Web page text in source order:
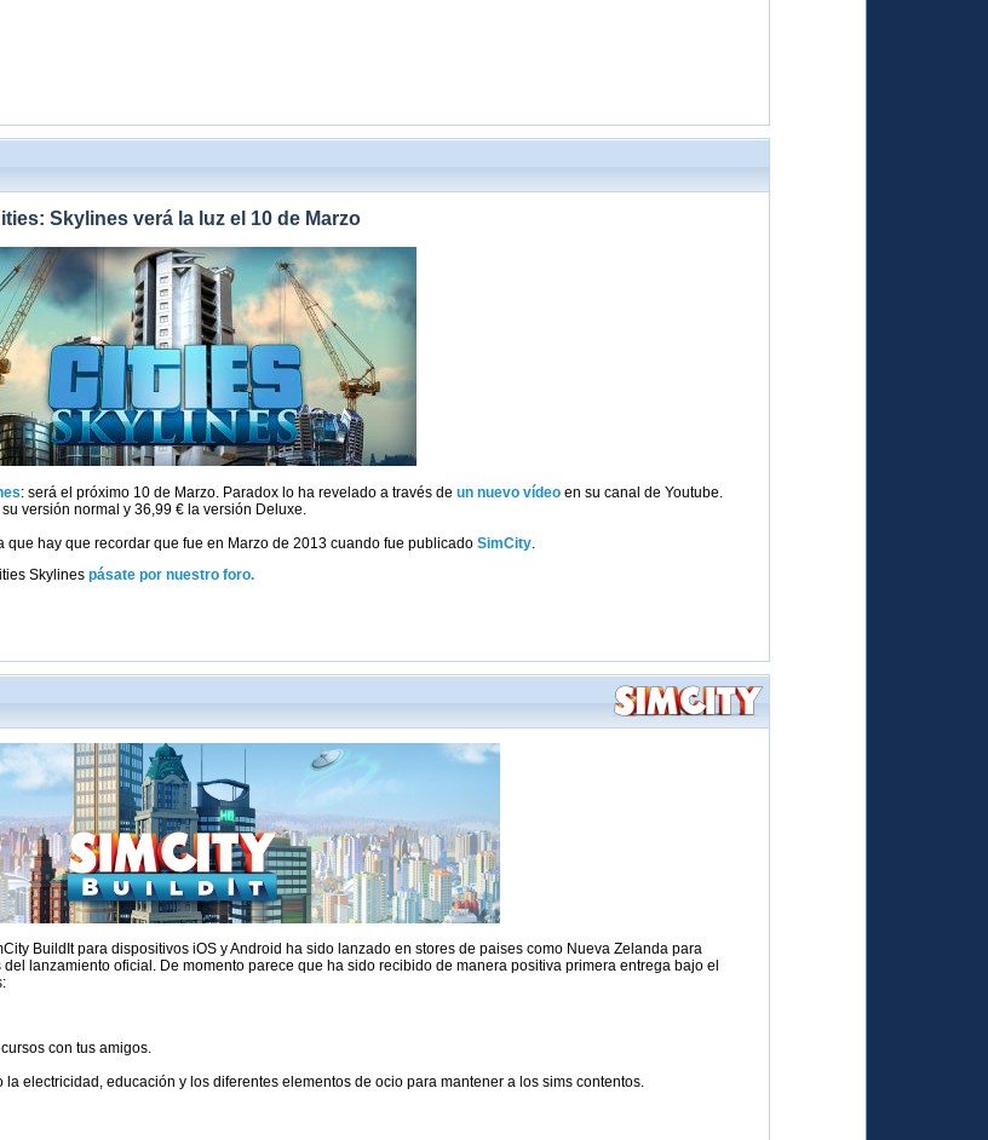
Skylines verá la luz el 10 de Marzo
: será el próximo 10 de Marzo. Paradox lo ha revelado a través deun nuevo vídeo en su canal de Youtube.
versión normal y 36,99 € la versión Deluxe.
hay que recordar que fue en Marzo de 2013 cuando fue publicadoSimCity
Skylines pásate por nuestro foro.
BuildIt para dispositivos iOS y Android ha sido lanzado en stores de paises como Nueva Zelanda para
lanzamiento oficial. De momento parece que ha sido recibido de manera positiva primera entrega bajo el
con tus amigos.
electricidad, educación y los diferentes elementos de ocio para mantener a los sims contentos.